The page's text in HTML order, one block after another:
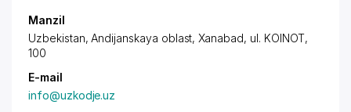
Manzil
Uzbekistan, Andijanskaya oblast, Xanabad, ul. KOINOT,
100
E-mail
info@uzkodje.uz